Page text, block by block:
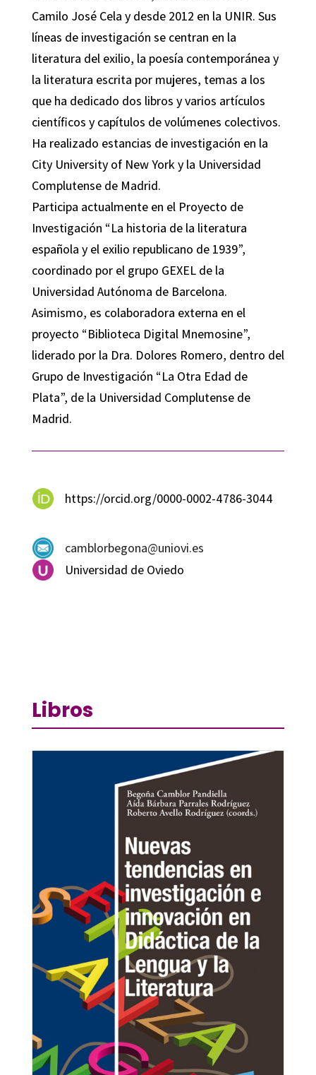
Camilo José Cela y desde 2012 en la UNIR. Sus
líneas de investigación se centran en la
literatura del exilio, la poesía contemporánea y
la literatura escrita por mujeres, temas a los
que ha dedicado dos libros y varios artículos
científicos y capítulos de volúmenes colectivos.
Ha realizado estancias de investigación en la
City University of New York y la Universidad
Complutense de Madrid.
Participa actualmente en el Proyecto de
Investigación “La historia de la literatura
española y el exilio republicano de 1939”,
coordinado por el grupo GEXEL de la
Universidad Autónoma de Barcelona.
Asimismo, es colaboradora externa en el
proyecto “Biblioteca Digital Mnemosine”,
liderado por la Dra. Dolores Romero, dentro del
Grupo de Investigación “La Otra Edad de
Plata”, de la Universidad Complutense de
Madrid.
https://orcid.org/0000-0002-4786-3044
camblorbegona@uniovi.es
Universidad de Oviedo
Libros